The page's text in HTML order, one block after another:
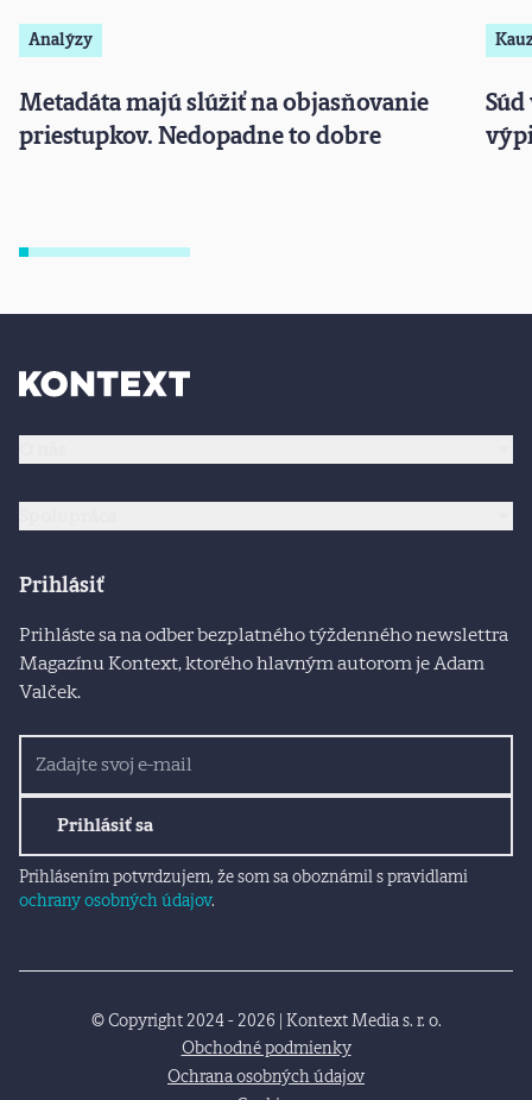
Analýzy
Metadáta majú slúžiť na objasňovanie
priestupkov. Nedopadne to dobre
Prihlásiť
Prihláste sa na odber bezplatného týždenného newslettra
Magazínu Kontext, ktorého hlavným autorom je Adam
Valček.
Prihlásiť sa
Prihlásením potvrdzujem, že som sa oboznámil s pravidlami
ochrany osobných údajov.
© Copyright 2024 - 2026 | Kontext Media s. r. o.
Obchodné podmienky
Ochrana osobných údajov